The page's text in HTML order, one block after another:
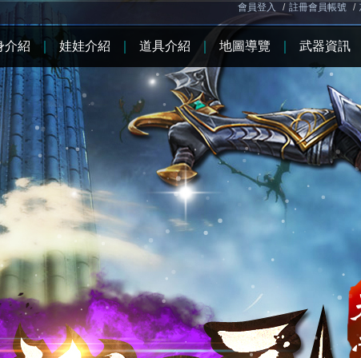
會員登入 / 註冊會員帳號 /